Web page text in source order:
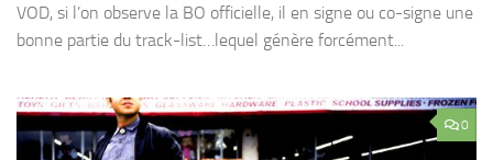
VOD, si l’on observe la BO officielle, il en signe ou co-signe une
bonne partie du track-list…lequel génère forcément...
0